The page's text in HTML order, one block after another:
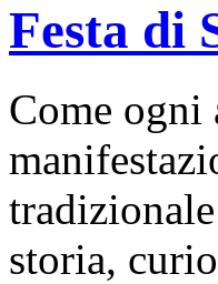
Festa di
Come ogni
storia,